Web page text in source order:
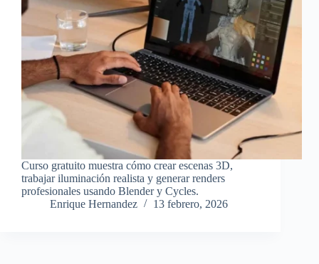
Curso gratuito muestra cómo crear escenas 3D,
trabajar iluminación realista y generar renders
profesionales usando Blender y Cycles.
Enrique Hernandez
13 febrero, 2026